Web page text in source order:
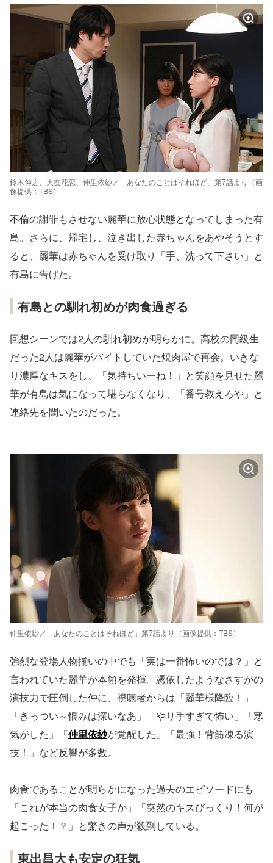
鈴木伸之、大友花恋、仲里依紗／「あなたのことはそれほど」第7話より（画
像提供：TBS）
不倫の謝罪もさせない麗華に放心状態となってしまった有
島。さらに、帰宅し、泣き出した赤ちゃんをあやそうとす
ると、麗華は赤ちゃんを受け取り「手、洗って下さい」と
有島に告げた。
有島との馴れ初めが肉食過ぎる
回想シーンでは2人の馴れ初めが明らかに。高校の同級生
だった2人は麗華がバイトしていた焼肉屋で再会。いきな
り濃厚なキスをし、「気持ちいーね！」と笑顔を見せた麗
華が有島は気になって堪らなくなり、「番号教えろや」と
連絡先を聞いたのだった。
仲里依紗／「あなたのことはそれほど」第7話より（画像提供：TBS）
強烈な登場人物揃いの中でも「実は一番怖いのでは？」と
言われていた麗華が本領を発揮。憑依したようなさすがの
演技力で圧倒した仲に、視聴者からは「麗華様降臨！」
「きっつい～恨みは深いなあ」「やり手すぎて怖い」「寒
気がした」「仲里依紗が覚醒した」「最強！背筋凍る演
技！」など反響が多数。
肉食であることが明らかになった過去のエピソードにも
「これが本当の肉食女子か」「突然のキスびっくり！何が
起こった！？」と驚きの声が殺到している。
東出昌大も安定の狂気